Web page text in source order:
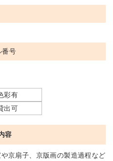
番号
彩有
出可
容
京扇子、京版画の製造過程など